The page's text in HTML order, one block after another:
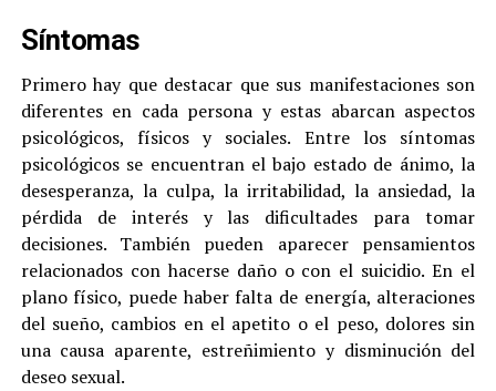
Síntomas
Primero hay que destacar que sus manifestaciones son
diferentes en cada persona y estas abarcan aspectos
psicológicos, físicos y sociales. Entre los síntomas
psicológicos se encuentran el bajo estado de ánimo, la
desesperanza, la culpa, la irritabilidad, la ansiedad, la
pérdida de interés y las dificultades para tomar
decisiones. También pueden aparecer pensamientos
relacionados con hacerse daño o con el suicidio. En el
plano físico, puede haber falta de energía, alteraciones
del sueño, cambios en el apetito o el peso, dolores sin
una causa aparente, estreñimiento y disminución del
deseo sexual.